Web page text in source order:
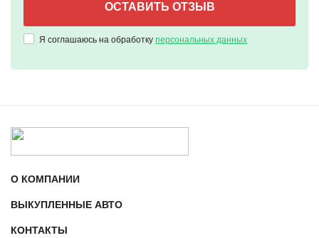
Я соглашаюсь на обработку персональных данных
О КОМПАНИИ
ВЫКУПЛЕННЫЕ АВТО
КОНТАКТЫ